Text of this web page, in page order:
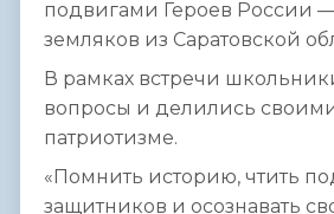
подвигами Героев России
земляков из Саратовской
В рамках встречи
вопросы и делились
патриотизме.
«Помнить историю, чтить
защитников и осознавать